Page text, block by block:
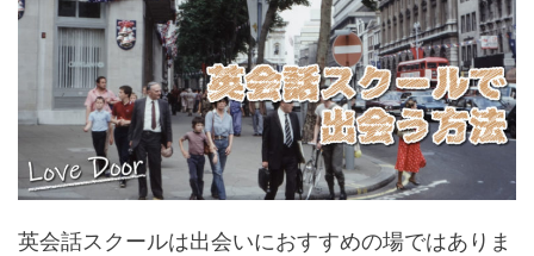
英会話スクールは出会いにおすすめの場ではありま